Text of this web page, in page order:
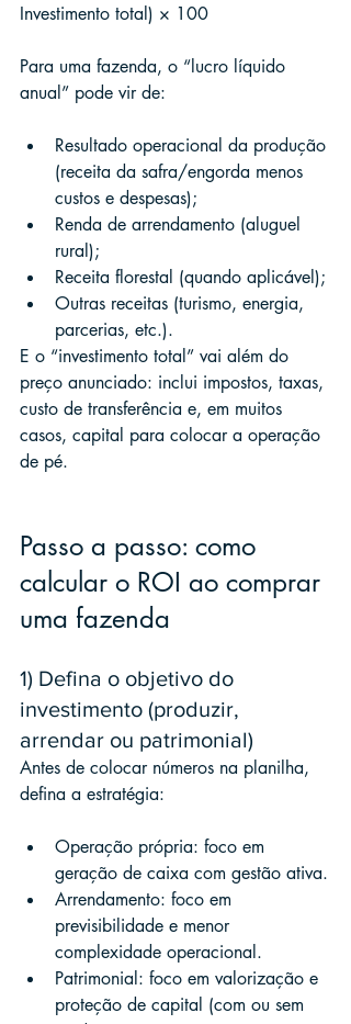
Investimento total) × 100
Para uma fazenda, o “lucro líquido
anual” pode vir de:
Resultado operacional da produção
(receita da safra/engorda menos
custos e despesas);
Renda de arrendamento (aluguel
rural);
Receita florestal (quando aplicável);
Outras receitas (turismo, energia,
parcerias, etc.).
E o “investimento total” vai além do
preço anunciado: inclui impostos, taxas,
custo de transferência e, em muitos
casos, capital para colocar a operação
de pé.
Passo a passo: como
calcular o ROI ao comprar
uma fazenda
1) Defina o objetivo do
investimento (produzir,
arrendar ou patrimonial)
Antes de colocar números na planilha,
defina a estratégia:
Operação própria: foco em
geração de caixa com gestão ativa.
Arrendamento: foco em
previsibilidade e menor
complexidade operacional.
Patrimonial: foco em valorização e
proteção de capital (com ou sem